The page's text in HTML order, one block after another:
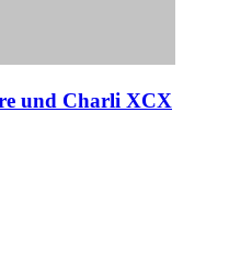
und Charli XCX